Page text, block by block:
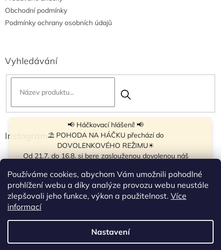
Používáme cookies, abychom Vám umožnili pohodlné
prohlížení webu a díky analýze provozu webu neustále
zlepšovali jeho funkce, výkon a použitelnost. Více
informací
Nastavení
📢 Háčkovací hlášení! 📢
⛱ POHODA NA HÁČKU přechází do
DOVOLENKOVÉHO REŽIMU☀
Od 21.7. do 16.8. si bere zaslouženou dovolenou náš
krátkou pauzu.
Objednávky přijímáme dál - klubíčka, která máme
vyrobená, odešleme bez zdržení. U ostatních se doba
☀
Od 7.8. do 14.8. si dovolenou bude užívat obchůdek v
Obchodní podmínky
Podmínky ochrany osobních údajů
Vyhledávání
Instagram
Sledovat na Instagramu
Vytvořil Shoptet